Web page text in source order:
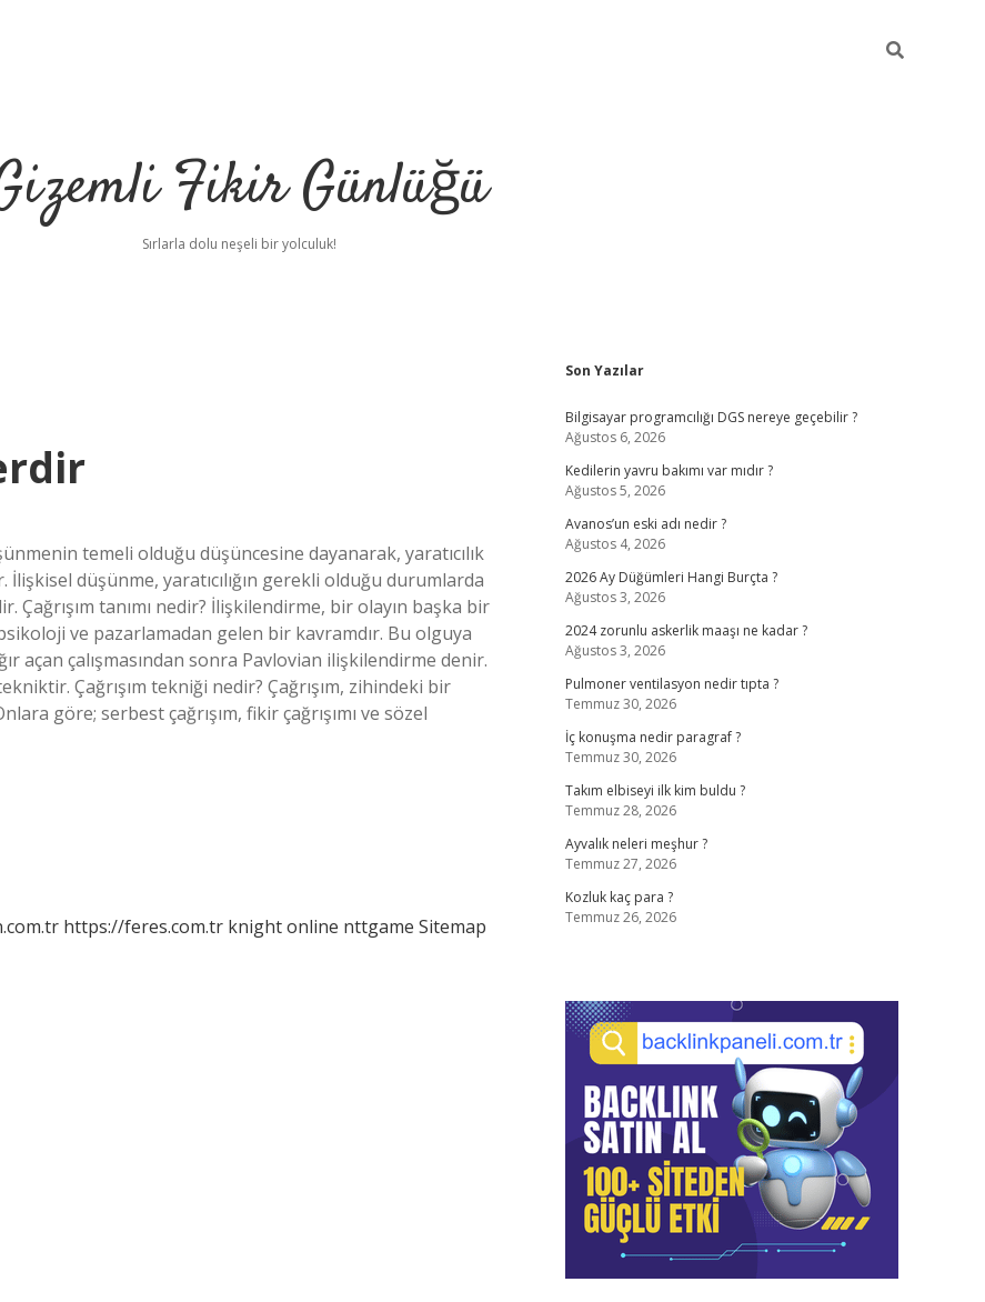
Fikir Günlüğü
Sırlarla dolu neşeli bir yolculuk!
temeli olduğu düşüncesine dayanarak, yaratıcılık
düşünme, yaratıcılığın gerekli olduğu durumlarda
Çağrışım tanımı nedir? İlişkilendirme, bir olayın başka bir
ve pazarlamadan gelen bir kavramdır. Bu olguya
açan çalışmasından sonra Pavlovian ilişkilendirme denir.
Çağrışım tekniği nedir? Çağrışım, zihindeki bir
göre; serbest çağrışım, fikir çağrışımı ve sözel
https://feres.com.tr knight online nttgame Sitemap
Sidebar
Son Yazılar
Bilgisayar programcılığı DGS nereye geçebilir ?
Ağustos 6, 2026
Kedilerin yavru bakımı var mıdır ?
Ağustos 5, 2026
Avanos’un eski adı nedir ?
Ağustos 4, 2026
2026 Ay Düğümleri Hangi Burçta ?
Ağustos 3, 2026
2024 zorunlu askerlik maaşı ne kadar ?
Ağustos 3, 2026
Pulmoner ventilasyon nedir tıpta ?
Temmuz 30, 2026
İç konuşma nedir paragraf ?
Temmuz 30, 2026
Takım elbiseyi ilk kim buldu ?
Temmuz 28, 2026
Ayvalık neleri meşhur ?
Temmuz 27, 2026
Kozluk kaç para ?
Temmuz 26, 2026